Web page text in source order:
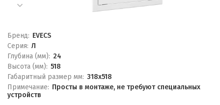
Бренд: EVECS
Серия: Л
Глубина (мм): 24
Высота (мм): 518
Габаритный размер мм: 318x518
Примечание: Просты в монтаже, не требуют специальных
устройств